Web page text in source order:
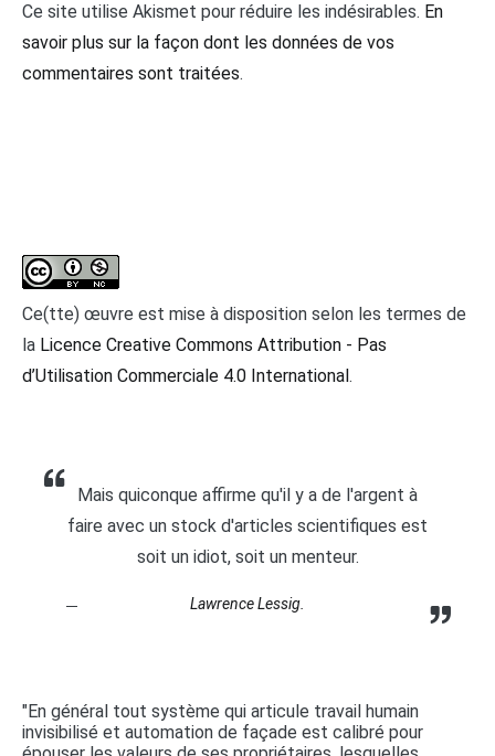
Ce site utilise Akismet pour réduire les indésirables. En
savoir plus sur la façon dont les données de vos
commentaires sont traitées.
Ce(tte) œuvre est mise à disposition selon les termes de
la Licence Creative Commons Attribution - Pas
d’Utilisation Commerciale 4.0 International .
Mais quiconque affirme qu'il y a de l'argent à
faire avec un stock d'articles scientifiques est
soit un idiot, soit un menteur.
Lawrence Lessig.
"En général tout système qui articule travail humain
invisibilisé et automation de façade est calibré pour